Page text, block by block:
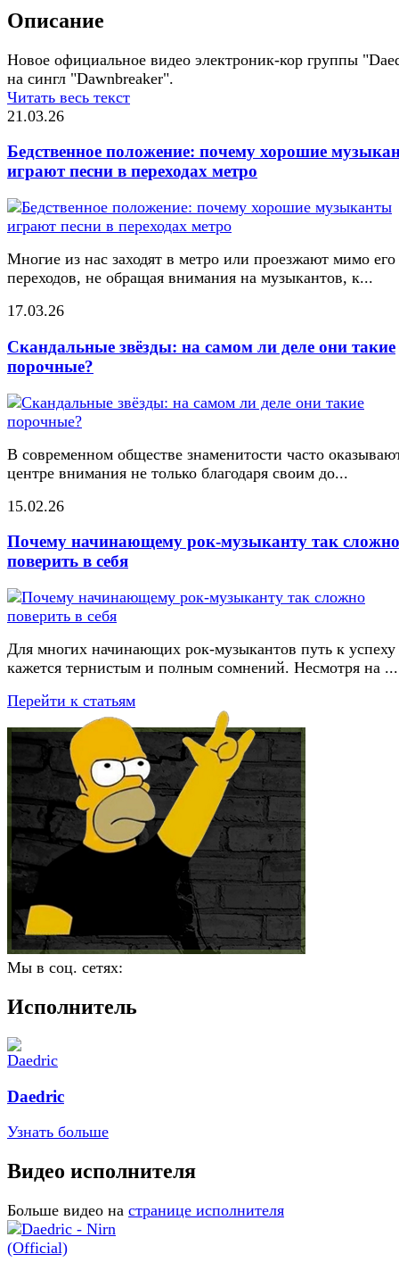
Описание
Новое официальное видео электроник-кор группы
на сингл "Dawnbreaker".
Читать весь текст
21.03.26
Бедственное положение: почему хорошие
играют песни в переходах метро
Многие из нас заходят в метро или проезжают мимо его
переходов, не обращая внимания на музыкантов, к...
17.03.26
Скандальные звёзды: на самом ли деле они такие
порочные?
В современном обществе знаменитости часто
центре внимания не только благодаря своим до...
15.02.26
Почему начинающему рок-музыканту так сложно
поверить в себя
Для многих начинающих рок-музыкантов путь к успеху
кажется тернистым и полным сомнений. Несмотря на ...
Перейти к статьям
Мы в соц. сетях:
Исполнитель
Daedric
Узнать больше
Видео исполнителя
Больше видео на странице исполнителя